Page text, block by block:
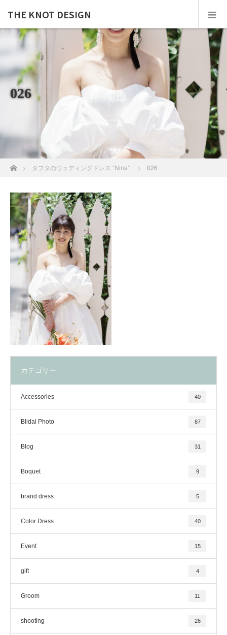
THE KNOT DESIGN
026
ホームタフタのウェディングドレス “Nina” 026
カテゴリー
Accessories 40
Blidal Photo 87
Blog 31
Boquet 9
brand dress 5
Color Dress 40
Event 15
gift 4
Groom 11
shooting 26